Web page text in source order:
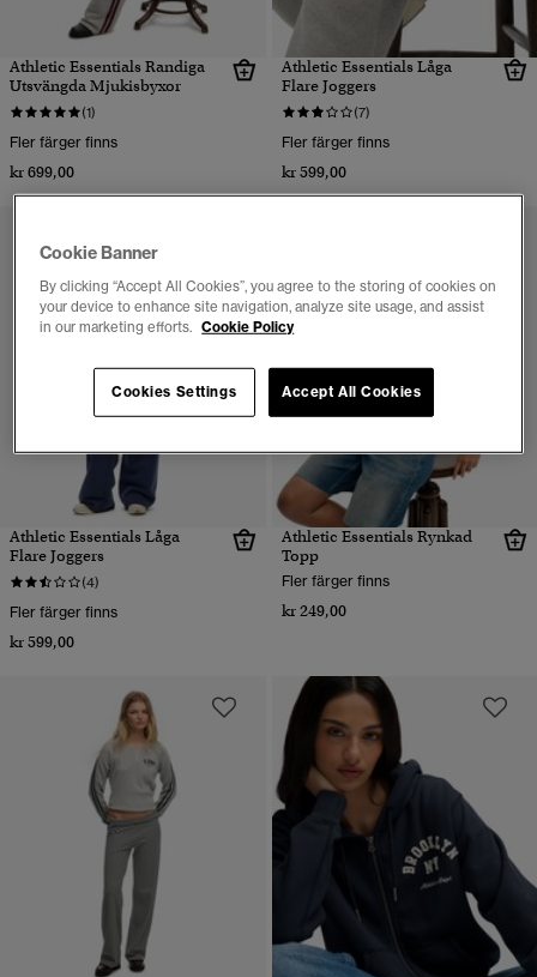
Athletic Essentials Randiga
Utsvängda Mjukisbyxor
(1)
Fler färger finns
kr 699,00
Athletic Essentials Låga
Flare Joggers
(7)
Fler färger finns
kr 599,00
Athletic Essentials Låga
Flare Joggers
(4)
Fler färger finns
kr 599,00
Athletic Essentials Rynkad
Topp
Fler färger finns
kr 249,00
Cookie Banner
By clicking “Accept All Cookies”, you agree to the storing of cookies on
your device to enhance site navigation, analyze site usage, and assist
in our marketing efforts. Cookie Policy
Accept All Cookies
Cookies Settings